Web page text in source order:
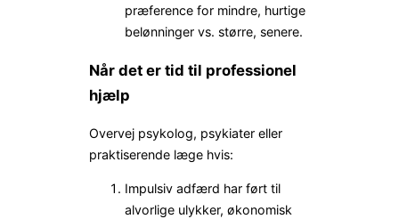
præference for mindre, hurtige
belønninger vs. større, senere.
Når det er tid til professionel
hjælp
Overvej psykolog, psykiater eller
praktiserende læge hvis:
Impulsiv adfærd har ført til
alvorlige ulykker, økonomisk